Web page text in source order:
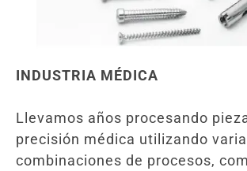
INDUSTRIA MÉDICA
Llevamos años procesando
precisión médica utilizando
combinaciones de procesos,